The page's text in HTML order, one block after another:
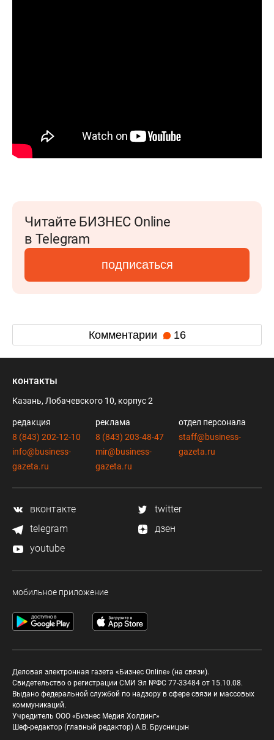
Читайте БИЗНЕС Online
в Telegram
подписаться
Комментарии 16
контакты
Казань, Лобачевского 10, корпус 2
редакция
8 (843) 202-12-10
info@business-
gazeta.ru
реклама
8 (843) 203-48-47
mir@business-
gazeta.ru
отдел персонала
staff@business-
gazeta.ru
вконтакте
twitter
telegram
дзен
youtube
мобильное приложение
Деловая электронная газета «Бизнес Online» (на связи).
Свидетельство о регистрации СМИ Эл №ФС 77-33484 от 15.10.08.
Выдано федеральной службой по надзору в сфере связи и массовых
коммуникаций.
Учредитель ООО «Бизнес Медия Холдинг»
Шеф-редактор (главный редактор) А.В. Брусницын